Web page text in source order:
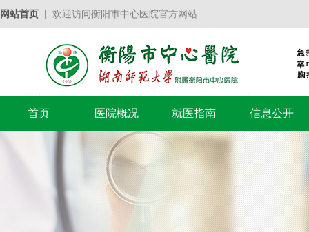
网站首页 | 欢迎访问衡阳市中心医院官方网站
首页 医院概况 就医指南 信息公开